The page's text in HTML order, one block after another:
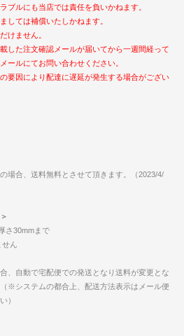
ブルにも当店では責任を負いかねます。
しては補償いたしかねます。
けません。
した注文確認メールが届いてから一週間経って
ールにてお問い合わせください。
要因により配達に遅延が発生する場合がござい
場合、送料無料とさせて頂きます。（2023/4/
さ30mmまで
ん
、自動で宅配便での発送となり送料が変更とな
※システムの都合上、配送方法表示はメール便
）